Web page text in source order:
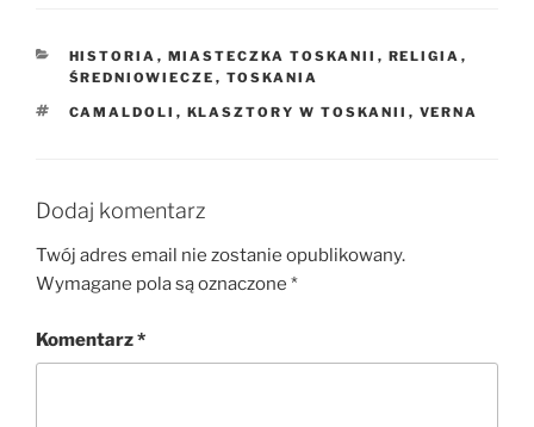
KATEGORIE
HISTORIA , MIASTECZKA TOSKANII , RELIGIA ,
ŚREDNIOWIECZE , TOSKANIA
TAGI
CAMALDOLI , KLASZTORY W TOSKANII , VERNA
Dodaj komentarz
Twój adres email nie zostanie opublikowany.
Wymagane pola są oznaczone *
Komentarz*